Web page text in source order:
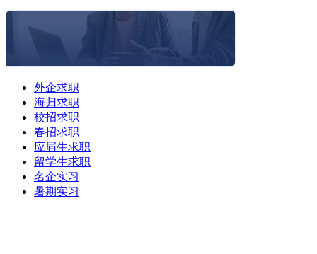
外企求职
海归求职
校招求职
春招求职
应届生求职
留学生求职
名企实习
暑期实习